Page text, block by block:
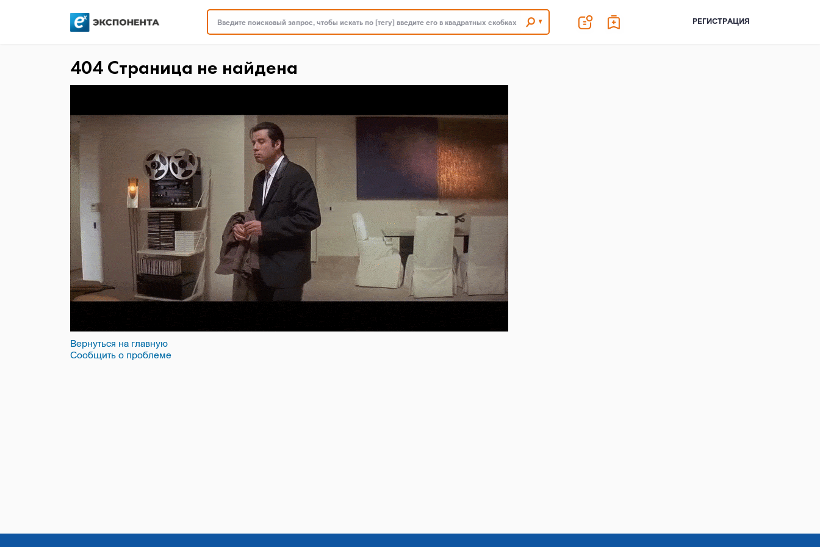
Введите поисковый запрос, чтобы искать по [тегу] введите его в квадратных скобках РЕГИСТРАЦИЯ
404 Страница не найдена
Вернуться на главную
Сообщить о проблеме